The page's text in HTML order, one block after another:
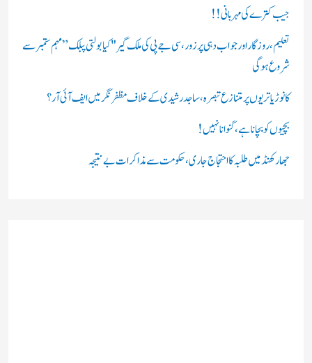
ں
:
جیب کترے کی مہربانی !!
تعلیم، روزگار اور جواب دہی پر زور، سی جے پی کی ملک گیر "کیا بولتی پبلک” مہم ستمبر سے
شروع ہوگی
کانوڑ یاتریوں پر متنازع تبصرہ، ساجد رشیدی کے خلاف مظفرنگر میں ایف آئی آر؟
بچیوں کو بچانا ہے، گنوانا نہیں!
جھارکھنڈ میں طلبہ کا احتجاج جاری، حکومت سے مذاکرات بے نتیجہ